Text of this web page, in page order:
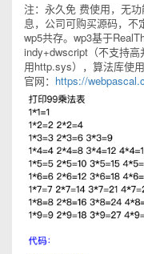
注：永久免 费使用，无
息，公司可购买源码，不
wp5共存。wp3基于
indy+dwscript（不支持
用http.sys），算法库使
官网： https://